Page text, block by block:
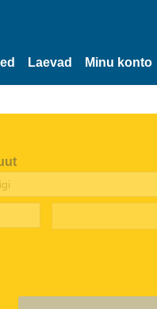
Laevad Minu konto